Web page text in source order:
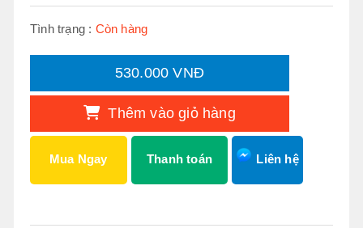
Tình trạng : Còn hàng
530.000 VNĐ
Thêm vào giỏ hàng
Mua Ngay Thanh toán Liên hệ